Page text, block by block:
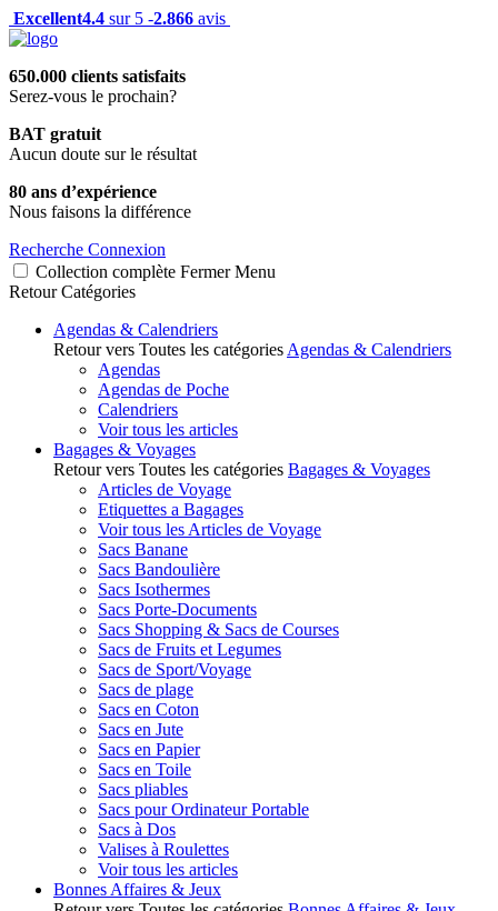
Excellent4.4 sur 5 -2.866 avis
650.000 clients satisfaits
Serez-vous le prochain?
BAT gratuit
Aucun doute sur le résultat
80 ans d’expérience
Nous faisons la différence
Recherche Connexion
Collection complète Fermer Menu
Retour Catégories
Agendas & Calendriers
Retour vers Toutes les catégories Agendas & Calendriers
Agendas
Agendas de Poche
Calendriers
Voir tous les articles
Bagages & Voyages
Retour vers Toutes les catégories Bagages & Voyages
Articles de Voyage
Etiquettes a Bagages
Voir tous les Articles de Voyage
Sacs Banane
Sacs Bandoulière
Sacs Isothermes
Sacs Porte-Documents
Sacs Shopping & Sacs de Courses
Sacs de Fruits et Legumes
Sacs de Sport/Voyage
Sacs de plage
Sacs en Coton
Sacs en Jute
Sacs en Papier
Sacs en Toile
Sacs pliables
Sacs pour Ordinateur Portable
Sacs à Dos
Valises à Roulettes
Voir tous les articles
Bonnes Affaires & Jeux